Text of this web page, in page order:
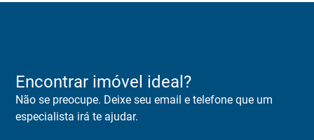
Encontrar imóvel ideal?
Não se preocupe. Deixe seu email e telefone que um
especialista irá te ajudar.